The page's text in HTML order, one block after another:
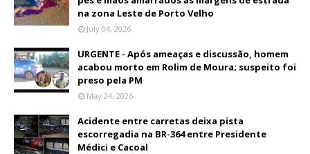
na zona Leste de Porto Velho
July 04, 2026
URGENTE - Após ameaças e discussão, homem
acabou morto em Rolim de Moura; suspeito foi
preso pela PM
May 24, 2026
Acidente entre carretas deixa pista
escorregadia na BR-364 entre Presidente
Médici e Cacoal